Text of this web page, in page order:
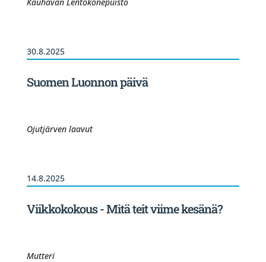
30.8.2025
Suomen Luonnon päivä
Ojutjärven laavut
14.8.2025
Viikkokokous - Mitä teit viime kesänä?
Mutteri